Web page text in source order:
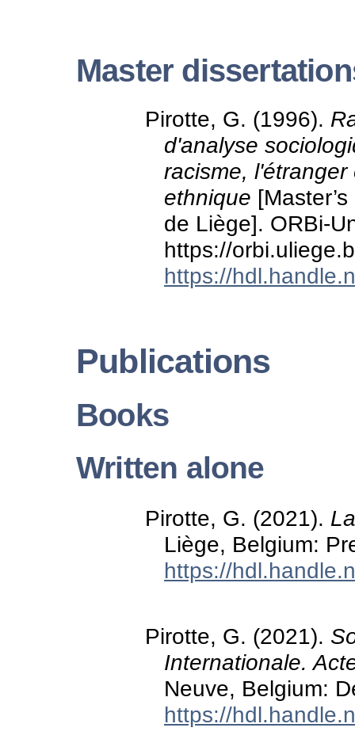
Master
Pirotte, G. (1996).
d'analyse
racisme,
ethnique
de Liège]. ORBi-
https://
https://
Publications
Books
Written alone
Pirotte, G. (2021).
Liège, Belgium:
https://
Pirotte, G. (2021).
Internationale.
Neuve, Belgium:
https://